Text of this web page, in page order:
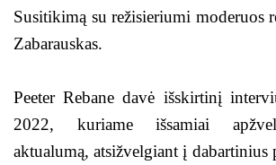
Susitikimą su režisieriumi moderuos
Zabarauskas.
Peeter Rebane davė išskirtinį
2022, kuriame išsamiai
aktualumą, atsižvelgiant į dabartinius